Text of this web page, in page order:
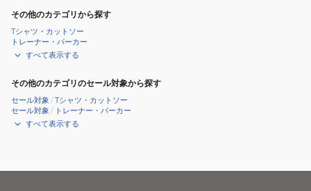
その他のカテゴリから探す
Tシャツ・カットソー
トレーナー・パーカー
すべて表示する
その他のカテゴリのセール対象から探す
セール対象 /Tシャツ・カットソー
セール対象 / トレーナー・パーカー
すべて表示する